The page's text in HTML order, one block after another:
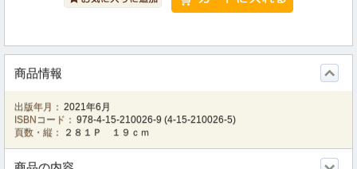
商品情報
出版年月： 2021年6月
ISBNコード： 978-4-15-210026-9 (4-15-210026-5)
頁数・縦：
２８１Ｐ １９ｃｍ